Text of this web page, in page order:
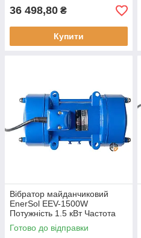
36 498,80 ₴
Купити
Вібратор майданчиковий
EnerSol EEV-1500W
Потужність 1.5 кВт Частота
вібрацій 2840 віб/хв.
Відцентрова сила 6.86 кН
Готово до відправки